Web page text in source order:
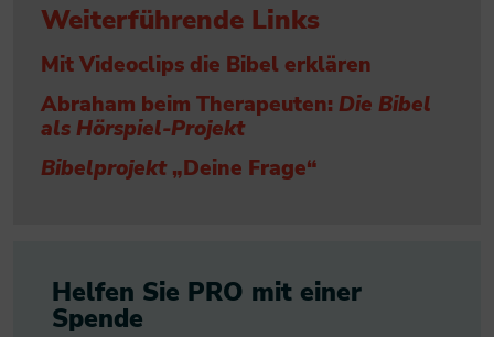
Weiterführende Links
Mit Videoclips die Bibel erklären
Abraham beim Therapeuten: Die Bibel
als Hörspiel-Projekt
Bibelprojekt„Deine Frage“
Helfen Sie PRO mit einer
Spende